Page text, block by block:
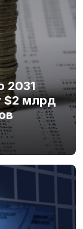
2031
$2 млрд